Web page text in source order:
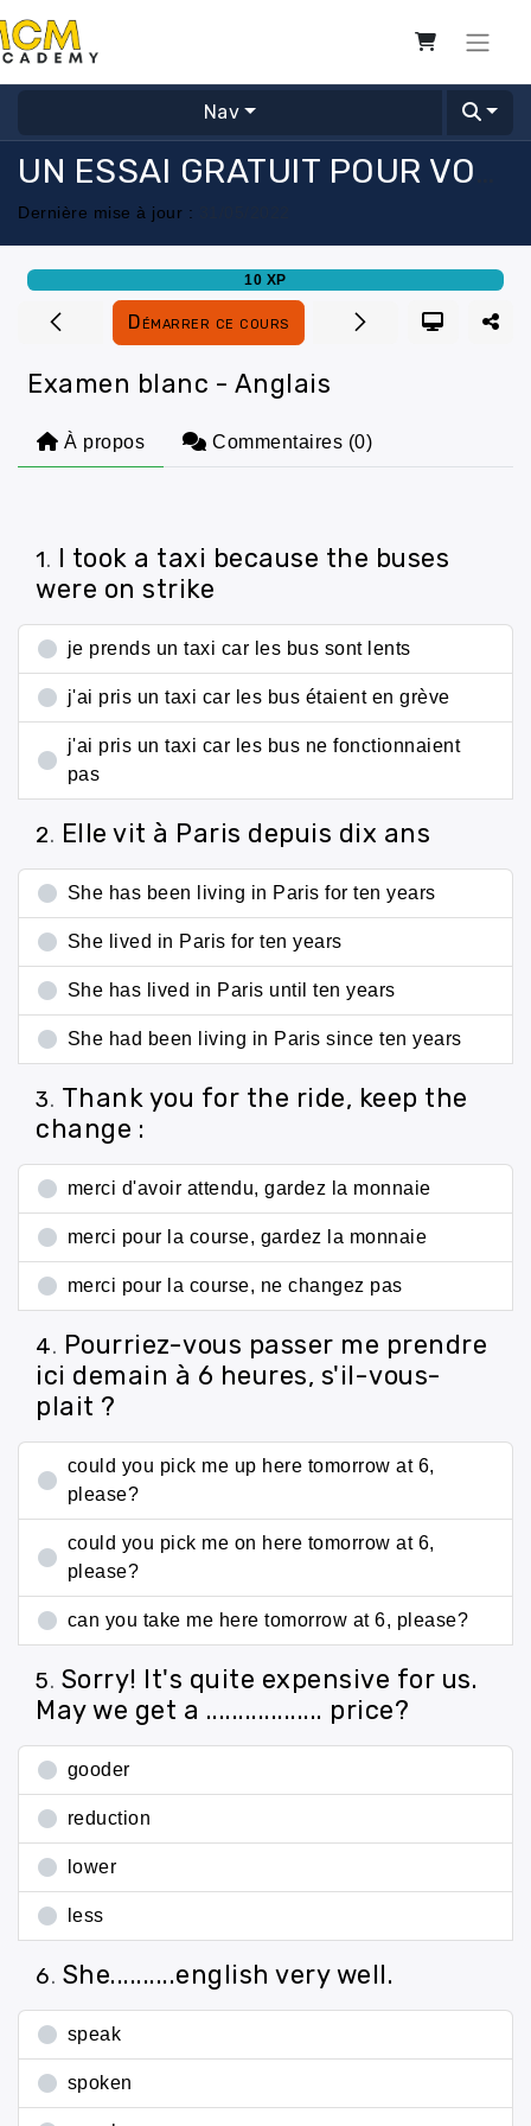
Nav
Dernière mise à jour :
Examen blanc - Anglais
10 XP
Démarrer ce cours
À propos Commentaires (0)
1. I took a taxi because the buses
were on strike
je prends un taxi car les bus sont lents
j'ai pris un taxi car les bus étaient en grève
j'ai pris un taxi car les bus ne fonctionnaient
pas
2. Elle vit à Paris depuis dix ans
She has been living in Paris for ten years
She lived in Paris for ten years
She has lived in Paris until ten years
She had been living in Paris since ten years
3. Thank you for the ride, keep the
change :
merci d'avoir attendu, gardez la monnaie
merci pour la course, gardez la monnaie
merci pour la course, ne changez pas
4. Pourriez-vous passer me prendre
ici demain à 6 heures, s'il-vous-
plait ?
could you pick me up here tomorrow at 6,
please?
could you pick me on here tomorrow at 6,
please?
can you take me here tomorrow at 6, please?
5. Sorry! It's quite expensive for us.
May we get a .................. price?
gooder
reduction
lower
less
6. She..........english very well.
speak
spoken